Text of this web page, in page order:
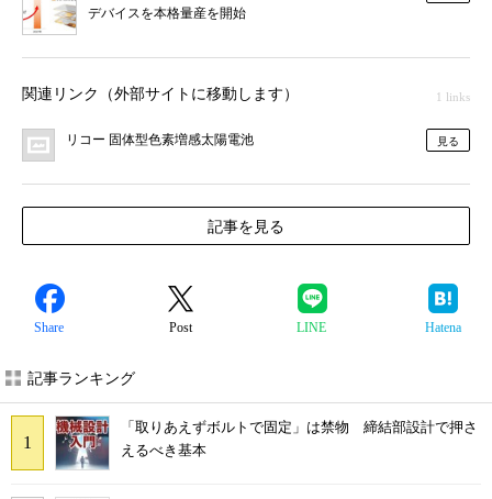
デバイスを本格量産を開始
関連リンク（外部サイトに移動します） 1 links
リコー 固体型色素増感太陽電池 見る
記事を見る
Share Post LINE Hatena
記事ランキング
「取りあえずボルトで固定」は禁物 締結部設計で押さ
えるべき基本